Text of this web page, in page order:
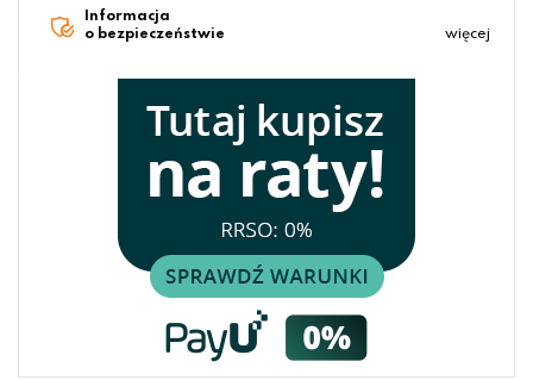
Informacja
o bezpieczeństwie
więcej